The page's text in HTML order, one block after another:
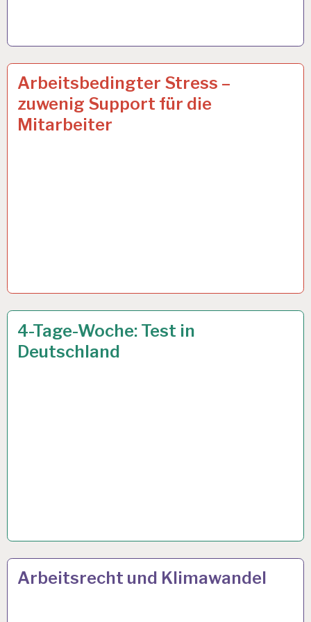
12-
STUNDEN-
ARBEITSTAG…
Arbeitsbedingter Stress –
zuwenig Support für die
Mitarbeiter
8 JAN. 2024
4-
TAGE-
WOCHE…
4-Tage-Woche: Test in
Deutschland
22 SEP. 2023
12-
STUNDEN-
Arbeitsrecht und Klimawandel
26 JULI 2023